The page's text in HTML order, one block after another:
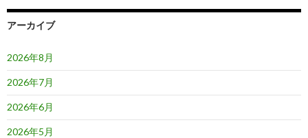
ョ
アーカイブ
2026年8月
2026年7月
2026年6月
2026年5月